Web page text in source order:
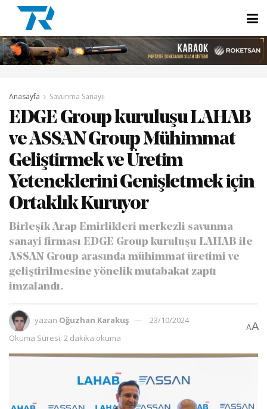
Anasayfa Savunma Sanayii
EDGE Group kuruluşu LAHAB
ve ASSAN Group Mühimmat
Geliştirmek ve Üretim
Yeteneklerini Genişletmek için
Ortaklık Kuruyor
Birleşik Arap Emirlikleri merkezli savunma
sanayi firması EDGE Group kuruluşu LAHAB ile
ASSAN Group arasında mühimmat üretimi ve
geliştirilmesine yönelik mutabakat zaptı
imzalandı.
yazan Oğuzhan Karakuş
23/10/2024
Okuma Süresi: 2 dakika okuma
AA